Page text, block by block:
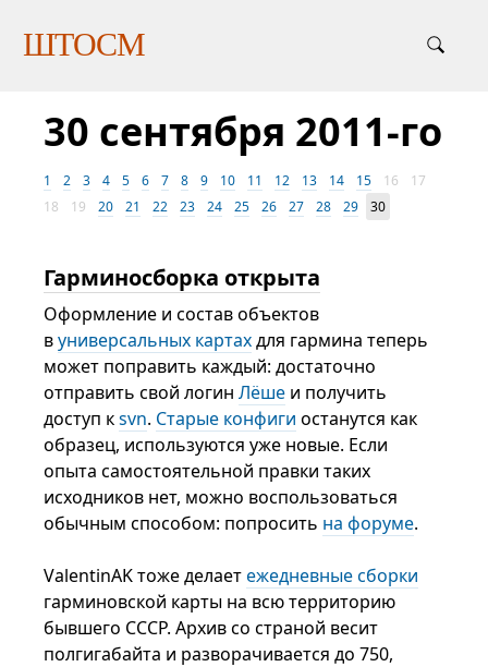
ШТОСМ
30 сентября 2011-го
1 2 3 4 5 6 7 8 9 10 11 12 13 14 15 16
17
18
19 20 21 22 23 24 25 26 27 28 29 30
Гарминосборка открыта
Оформление и состав объектов
вуниверсальных картахдля гармина теперь
может поправить каждый: достаточно
отправить свой логинЛёше и получить
доступ кsvn. Старые конфиги останутся как
образец, используются уже новые. Если
опыта самостоятельной правки таких
исходников нет, можно воспользоваться
обычным способом: попросить на форуме.
ValentinAK тоже делаетежедневные сборки
гарминовской карты на всю территорию
бывшего СССР. Архив со страной весит
полгигабайта и разворачивается до 750,